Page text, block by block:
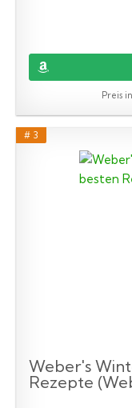
Preis
# 3
Weber's
Rezepte